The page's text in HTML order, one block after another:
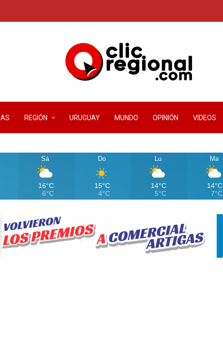
REGIÓN URUGUAY MUNDO OPINIÓN VIDEOS
Sá
16°C
6°C
Do
15°C
4°C
Lu
14°C
5°C
Ma
14°C
7°C